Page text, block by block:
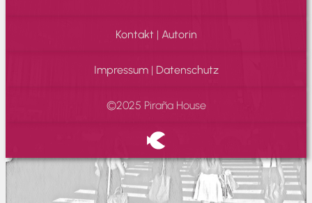
Kontakt | Autorin
Impressum| Datenschutz
©2025 Piraña House